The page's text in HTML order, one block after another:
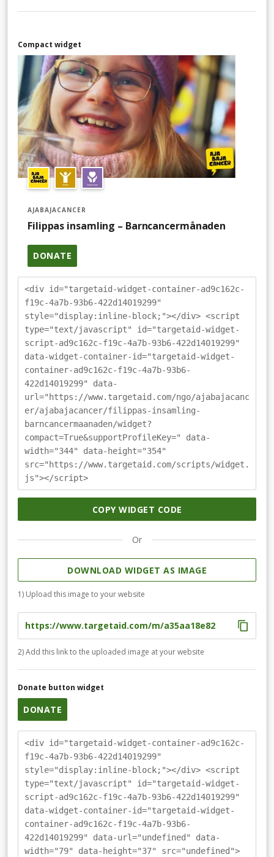
Compact widget
AJABAJACANCER
Filippas insamling – Barncancermånaden
DONATE
<div id="targetaid-widget-container-ad9c162c-
f19c-4a7b-93b6-422d14019299"
style="display:inline-block;"></div> <script
type="text/javascript" id="targetaid-widget-
script-ad9c162c-f19c-4a7b-93b6-422d14019299"
data-widget-container-id="targetaid-widget-
container-ad9c162c-f19c-4a7b-93b6-
422d14019299" data-
url="https://www.targetaid.com/ngo/ajabajacanc
er/ajabajacancer/filippas-insamling-
barncancermaanaden/widget?
compact=True&supportProfileKey=" data-
width="344" data-height="354"
src="https://www.targetaid.com/scripts/widget.
js"></script>
COPY WIDGET CODE
Or
DOWNLOAD WIDGET AS IMAGE
1) Upload this image to your website
2) Add this link to the uploaded image at your website
Donate button widget
DONATE
<div id="targetaid-widget-container-ad9c162c-
f19c-4a7b-93b6-422d14019299"
style="display:inline-block;"></div> <script
type="text/javascript" id="targetaid-widget-
script-ad9c162c-f19c-4a7b-93b6-422d14019299"
data-widget-container-id="targetaid-widget-
container-ad9c162c-f19c-4a7b-93b6-
422d14019299" data-url="undefined" data-
width="79" data-height="37" src="undefined">